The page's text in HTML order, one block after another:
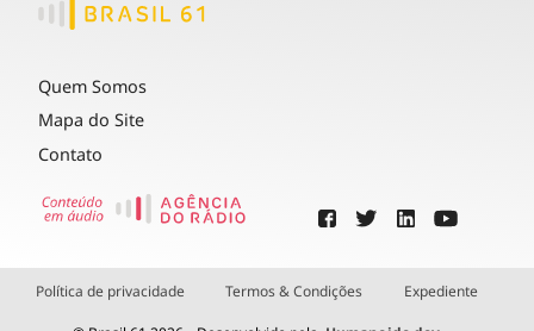
Quem Somos
Mapa do Site
Contato
Política de privacidade Termos & Condições Expediente